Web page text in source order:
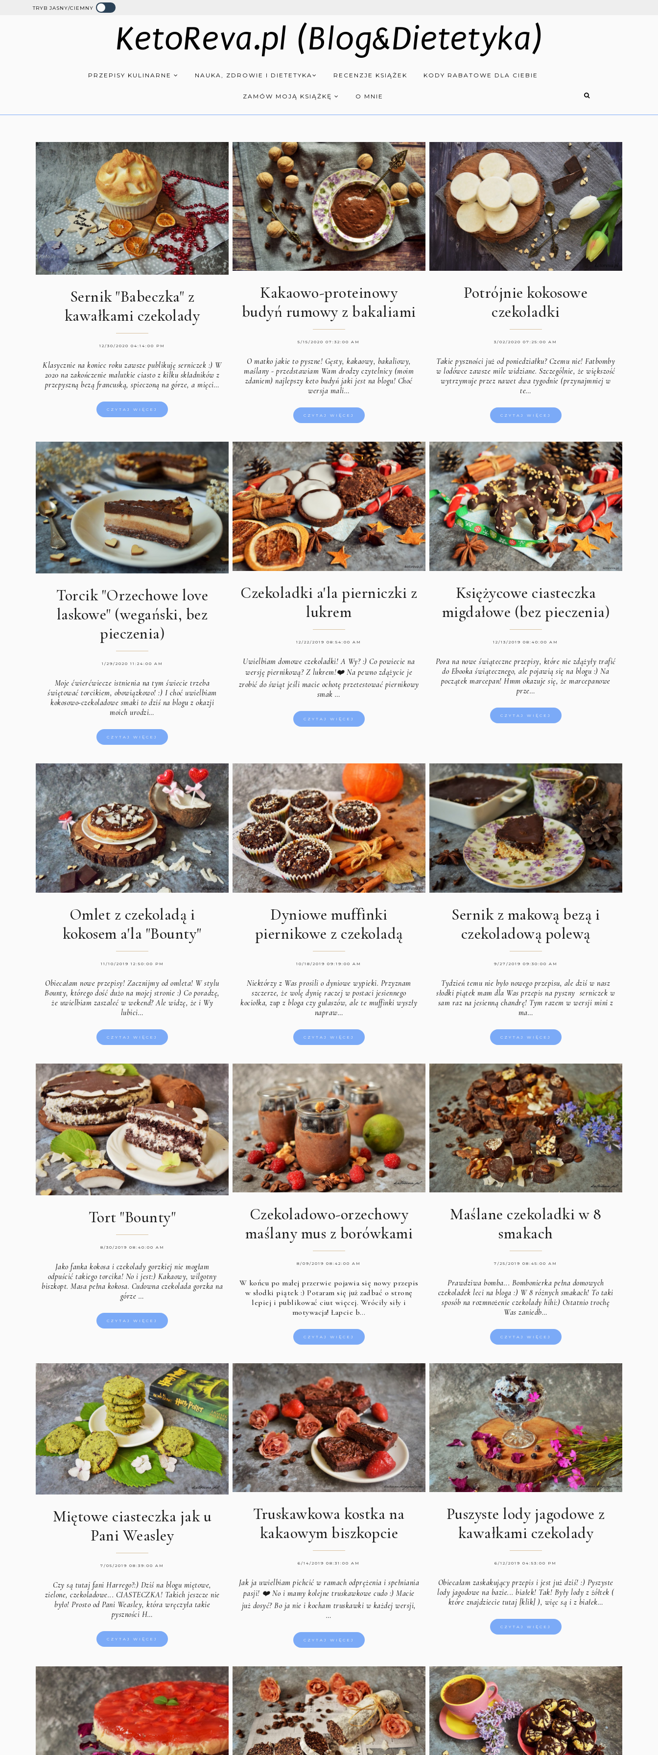
TRYB JASNY/CIEMNY
KetoReva.pl (Blog&Dietetyka)
PRZEPISY KULINARNE NAUKA, ZDROWIE I DIETETYKA RECENZJE KSIĄŻEK KODY RABATOWE DLA CIEBIE
ZAMÓW MOJĄ KSIĄŻKĘ O MNIE
Sernik "Babeczka" z
kawałkami czekolady
12/30/2020 04:14:00 PM
Klasycznie na koniec roku zawsze publikuję serniczek :) W
2020 na zakończenie malutkie ciasto z kilku składników z
przepyszną bezą francuską, spieczoną na górze, a mięci…
CZYTAJ WIĘCEJ
Kakaowo-proteinowy
budyń rumowy z bakaliami
5/15/2020 07:32:00 AM
O matko jakie to pyszne! Gęsty, kakaowy, bakaliowy,
maślany - przedstawiam Wam drodzy czytelnicy (moim
zdaniem) najlepszy keto budyń jaki jest na blogu! Choć
wersja mali…
CZYTAJ WIĘCEJ
Potrójnie kokosowe
czekoladki
3/02/2020 07:25:00 AM
Takie pyszności już od poniedziałku? Czemu nie! Fatbomby
w lodówce zawsze mile widziane. Szczególnie, że większość
wytrzymuje przez nawet dwa tygodnie (przynajmniej w
te…
CZYTAJ WIĘCEJ
Torcik "Orzechowe love
laskowe" (wegański, bez
pieczenia)
1/29/2020 11:24:00 AM
Moje ćwierćwiecze istnienia na tym świecie trzeba
świętować torcikiem, obowiązkowo! :) I choć uwielbiam
kokosowo-czekoladowe smaki to dziś na blogu z okazji
moich urodzi…
CZYTAJ WIĘCEJ
Czekoladki a'la pierniczki z
lukrem
12/22/2019 08:54:00 AM
Uwielbiam domowe czekoladki! A Wy? :) Co powiecie na
wersję piernikową? Z lukrem!❤️ Na pewno zdążycie je
zrobić do świąt jeśli macie ochotę przetestować piernikowy
smak …
CZYTAJ WIĘCEJ
Księżycowe ciasteczka
migdałowe (bez pieczenia)
12/13/2019 08:40:00 AM
Pora na nowe świąteczne przepisy, które nie zdążyły trafić
do Ebooka świątecznego, ale pojawią się na blogu :) Na
początek marcepan! Hmm okazuje się, że marcepanowe
prze…
CZYTAJ WIĘCEJ
Omlet z czekoladą i
kokosem a'la "Bounty"
11/10/2019 12:50:00 PM
Obiecałam nowe przepisy! Zacznijmy od omleta! W stylu
Bounty, którego dość dużo na mojej stronie :) Co poradzę,
że uwielbiam zaszaleć w wekend? Ale widzę, że i Wy
lubici…
CZYTAJ WIĘCEJ
Dyniowe muffinki
piernikowe z czekoladą
10/18/2019 09:19:00 AM
Niektórzy z Was prosili o dyniowe wypieki. Przyznam
szczerze, że wolę dynię raczej w postaci jesiennego
kociołka, zup z bloga czy gulaszów, ale te muffinki wyszły
napraw…
CZYTAJ WIĘCEJ
Sernik z makową bezą i
czekoladową polewą
9/27/2019 09:30:00 AM
Tydzień temu nie było nowego przepisu, ale dziś w nasz
słodki piątek mam dla Was przepis na pyszny serniczek w
sam raz na jesienną chandrę! Tym razem w wersji mini z
ma…
CZYTAJ WIĘCEJ
Tort "Bounty"
8/30/2019 08:40:00 AM
Jako fanka kokosa i czekolady gorzkiej nie mogłam
odpuścić takiego torcika! No i jest:) Kakaowy, wilgotny
biszkopt. Masa pełna kokosa. Cudowna czekolada gorzka na
górze …
CZYTAJ WIĘCEJ
Czekoladowo-orzechowy
maślany mus z borówkami
8/09/2019 08:42:00 AM
W końcu po małej przerwie pojawia się nowy przepis
w słodki piątek :) Potaram się już zadbać o stronę
lepiej i publikować ciut więcej. Wróciły siły i
motywacja! Łapcie b…
CZYTAJ WIĘCEJ
Maślane czekoladki w 8
smakach
7/25/2019 08:45:00 AM
Prawdziwa bomba... Bombonierka pełna domowych
czekoladek leci na bloga :) W 8 różnych smakach! To taki
sposób na rozmnożenie czekolady hihi:) Ostatnio trochę
Was zaniedb…
CZYTAJ WIĘCEJ
Miętowe ciasteczka jak u
Pani Weasley
7/05/2019 08:39:00 AM
Czy są tutaj fani Harrego?:) Dziś na blogu miętowe,
zielone, czekoladowe... CIASTECZKA! Takich jeszcze nie
było! Prosto od Pani Weasley, która wręczyła takie
pyszności H…
CZYTAJ WIĘCEJ
Truskawkowa kostka na
kakaowym biszkopcie
6/14/2019 08:31:00 AM
Jak ja uwielbiam pichcić w ramach odprężenia i spełniania
pasji! ❤️ No i mamy kolejne truskawkowe cudo :) Macie
już dosyć? Bo ja nie i kocham truskawki w każdej wersji,
…
CZYTAJ WIĘCEJ
Puszyste lody jagodowe z
kawałkami czekolady
6/12/2019 04:53:00 PM
Obiecałam zaskakujący przepis i jest już dziś! :) Pyszyste
lody jagodowe na bazie... białek! Tak! Były lody z żółtek (
które znajdziecie tutaj [klik] ), więc są i z białek…
CZYTAJ WIĘCEJ